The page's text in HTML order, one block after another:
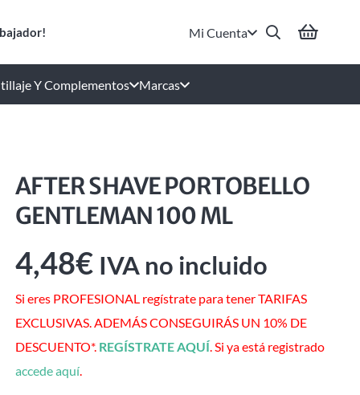
Mi Cuenta
Y Complementos Marcas
AFTER SHAVE PORTOBELLO
GENTLEMAN 100 ML
4,48€ IVA no incluido
Si eres PROFESIONAL regístrate para tener TARIFAS
EXCLUSIVAS. ADEMÁS CONSEGUIRÁS UN 10% DE
DESCUENTO*. REGÍSTRATE AQUÍ. Si ya está registrado
accede aquí.